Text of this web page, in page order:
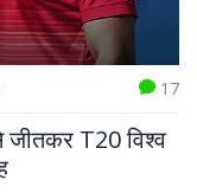
17
T20 विश्व